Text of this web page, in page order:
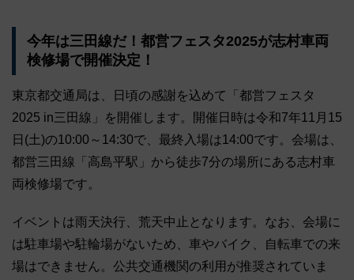
今年は三田線だ！都営フェスタ2025が志村車両
検修場で開催決定！
東京都交通局は、日頃の感謝を込めて「都営フェスタ
2025 in三田線」を開催します。開催日時は令和7年11月15
日(土)の10:00～14:30で、最終入場は14:00です。会場は、
都営三田線「高島平駅」から徒歩7分の場所にある志村車
両検修場です。
イベントは雨天決行、荒天中止となります。なお、会場に
は駐車場や駐輪場がないため、車やバイク、自転車での来
場はできません。公共交通機関の利用が推奨されていま